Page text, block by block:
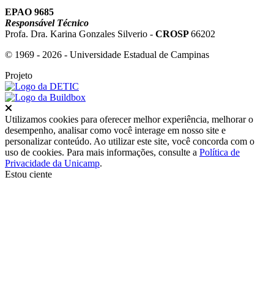
EPAO 9685
Responsável Técnico
Profa. Dra. Karina Gonzales Silverio - CROSP66202
© 1969 - 2026 - Universidade Estadual de Campinas
Projeto
Utilizamos cookies para oferecer melhor experiência, melhorar o
desempenho, analisar como você interage em nosso site e
personalizar conteúdo. Ao utilizar este site, você concorda com o
uso de cookies. Para mais informações, consulte a Política de
Privacidade da Unicamp.
Estou ciente